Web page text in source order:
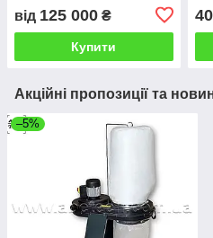
фасувальник сипучих
продуктів
від 125 000 ₴
Купити
Акційні пропозиції та
–5%